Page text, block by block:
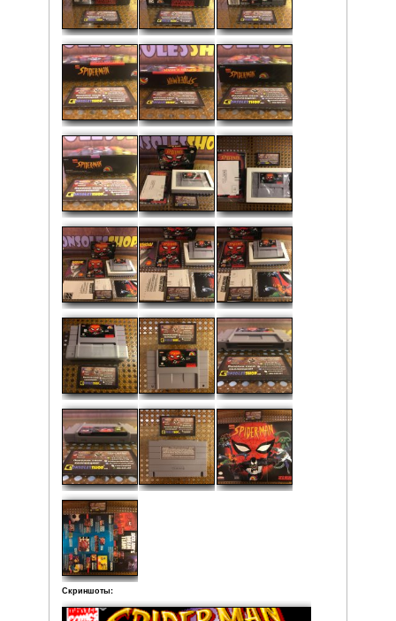
• Коробка
• Мануал
• Мануал безопасности
• Дополнительные буклеты
• Картридж + защита + плёнка
• Плакат
Рейтинг:
Средняя:5 (2оценки)
Фото: